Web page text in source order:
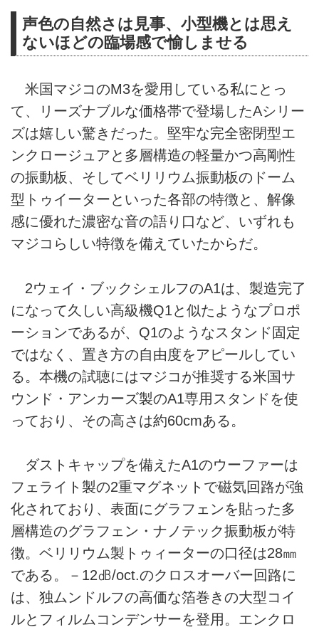
声色の自然さは見事、小型機とは思え
ないほどの臨場感で愉しませる
米国マジコのM3を愛用している私にとっ
て、リーズナブルな価格帯で登場したAシリー
ズは嬉しい驚きだった。堅牢な完全密閉型エ
ンクロージュアと多層構造の軽量かつ高剛性
の振動板、そしてベリリウム振動板のドーム
型トゥイーターといった各部の特徴と、解像
感に優れた濃密な音の語り口など、いずれも
マジコらしい特徴を備えていたからだ。
2ウェイ・ブックシェルフのA1は、製造完了
になって久しい高級機Q1と似たようなプロポ
ーションであるが、Q1のようなスタンド固定
ではなく、置き方の自由度をアピールしてい
る。本機の試聴にはマジコが推奨する米国サ
ウンド・アンカーズ製のA1専用スタンドを使
っており、その高さは約60cmある。
ダストキャップを備えたA1のウーファーは
フェライト製の2重マグネットで磁気回路が強
化されており、表面にグラフェンを貼った多
層構造のグラフェン・ナノテック振動板が特
徴。ベリリウム製トゥィーターの口径は28㎜
である。－12㏈/oct.のクロスオーバー回路に
は、独ムンドルフの高価な箔巻きの大型コイ
ルとフィルムコンデンサーを登用。エンクロ